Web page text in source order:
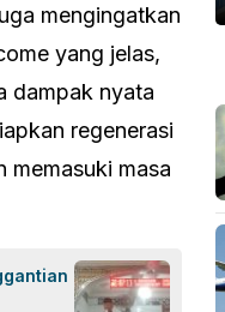
mengingatkan
yang jelas,
dampak nyata
regenerasi
memasuki masa